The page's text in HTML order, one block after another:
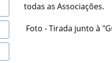
todas as Associações.
Foto - Tirada junto à